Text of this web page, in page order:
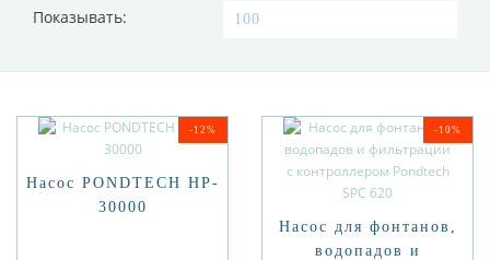
Показывать:
-12%
Насос PONDTECH HP-
30000
-10%
Насос для фонтанов,
водопадов и